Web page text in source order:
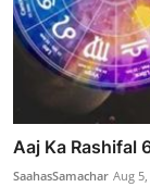
Aaj Ka Rashifal
SaahasSamachar Aug